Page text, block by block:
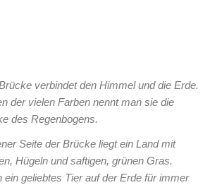
verbindet den Himmel und die Erde.
der vielen Farben nennt man sie die
des Regenbogens.
Seite der Brücke liegt ein Land mit
Hügeln und saftigen, grünen Gras.
ein geliebtes Tier auf der Erde für immer